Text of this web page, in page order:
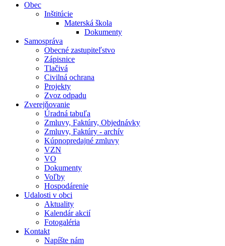
Obec
Inštitúcie
Materská škola
Dokumenty
Samospráva
Obecné zastupiteľstvo
Zápisnice
Tlačivá
Civilná ochrana
Projekty
Zvoz odpadu
Zverejňovanie
Úradná tabuľa
Zmluvy, Faktúry, Objednávky
Zmluvy, Faktúry - archív
Kúpnopredajné zmluvy
VZN
VO
Dokumenty
Voľby
Hospodárenie
Udalosti v obci
Aktuality
Kalendár akcií
Fotogaléria
Kontakt
Napíšte nám